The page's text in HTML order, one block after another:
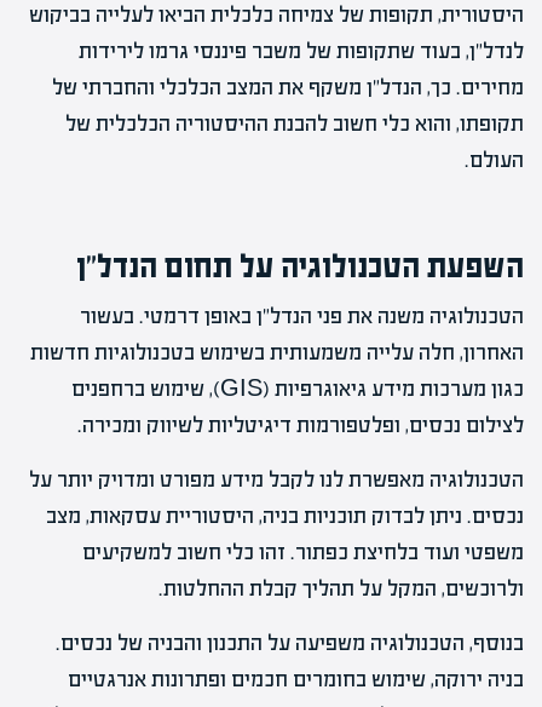
היסטורית, תקופות של צמיחה כלכלית הביאו לעלייה בביקוש
לנדל"ן, בעוד שתקופות של משבר פיננסי גרמו לירידות
מחירים. כך, הנדל"ן משקף את המצב הכלכלי והחברתי של
תקופתו, והוא כלי חשוב להבנת ההיסטוריה הכלכלית של
העולם.
השפעת הטכנולוגיה על תחום הנדל"ן
הטכנולוגיה משנה את פני הנדל"ן באופן דרמטי. בעשור
האחרון, חלה עלייה משמעותית בשימוש בטכנולוגיות חדשות
כגון מערכות מידע גיאוגרפיות (GIS), שימוש ברחפנים
לצילום נכסים, ופלטפורמות דיגיטליות לשיווק ומכירה.
הטכנולוגיה מאפשרת לנו לקבל מידע מפורט ומדויק יותר על
נכסים. ניתן לבדוק תוכניות בניה, היסטוריית עסקאות, מצב
משפטי ועוד בלחיצת כפתור. זהו כלי חשוב למשקיעים
ולרוכשים, המקל על תהליך קבלת ההחלטות.
בנוסף, הטכנולוגיה משפיעה על התכנון והבניה של נכסים.
בניה ירוקה, שימוש בחומרים חכמים ופתרונות אנרגטיים